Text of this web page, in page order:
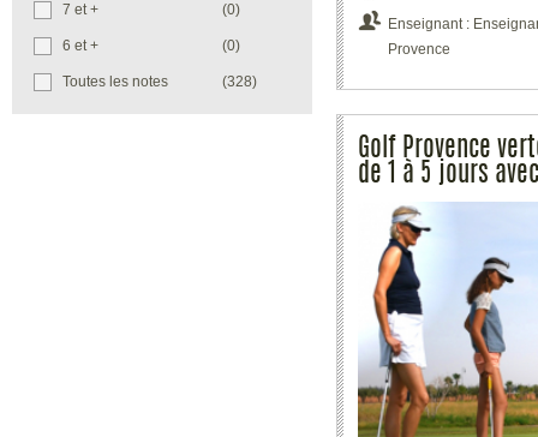
7 et + (0)
6 et + (0)
Toutes les notes (328)
Enseignant :
Provence
Golf Provence
de 1 à 5 jours